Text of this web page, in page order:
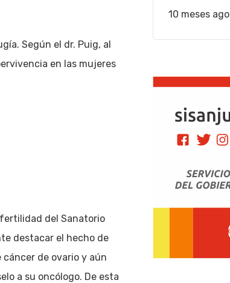
Según el dr. Puig, al
en las mujeres
del Sanatorio
destacar el hecho de
de ovario y aún
a su oncólogo. De esta
10 meses ago